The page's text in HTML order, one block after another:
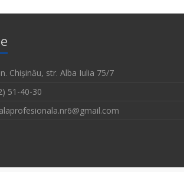
Chișinău, str. Alba Iulia 75/7
51-40-30